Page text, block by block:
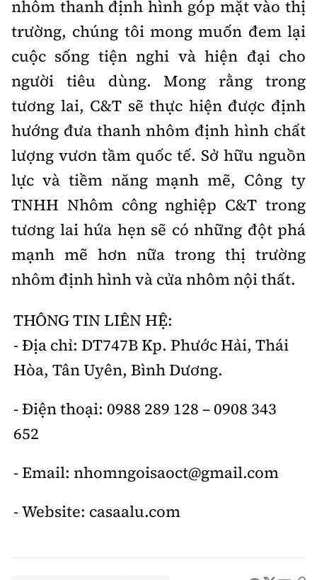
nhôm thanh định hình góp mặt vào thị
trường, chúng tôi mong muốn đem lại
cuộc sống tiện nghi và hiện đại cho
người tiêu dùng. Mong rằng trong
tương lai, C&T sẽ thực hiện được định
hướng đưa thanh nhôm định hình chất
lượng vươn tầm quốc tế. Sở hữu nguồn
lực và tiềm năng mạnh mẽ, Công ty
TNHH Nhôm công nghiệp C&T trong
tương lai hứa hẹn sẽ có những đột phá
mạnh mẽ hơn nữa trong thị trường
nhôm định hình và cửa nhôm nội thất.
THÔNG TIN LIÊN HỆ:
- Địa chỉ: DT747B Kp. Phước Hải, Thái
Hòa, Tân Uyên, Bình Dương.
- Điện thoại: 0988 289 128 – 0908 343
652
- Email: nhomngoisaoct@gmail.com
- Website: casaalu.com